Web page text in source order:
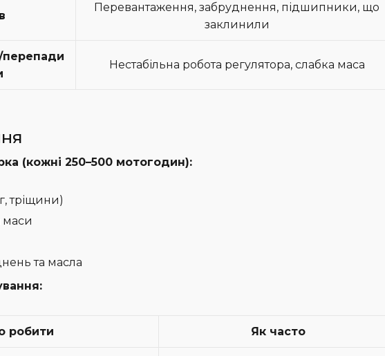
Перевантаження, забруднення, підшипники, що
заклинили
перепади
Нестабільна робота регулятора, слабка маса
(кожні 250–500 мотогодин):
тріщини)
маси
та масла
робити Як часто